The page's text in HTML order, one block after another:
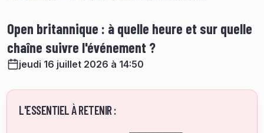
Open britannique : à quelle heure et sur quelle
chaîne suivre l'événement ?
jeudi 16 juillet 2026 à 14:50
L'ESSENTIEL À RETENIR :